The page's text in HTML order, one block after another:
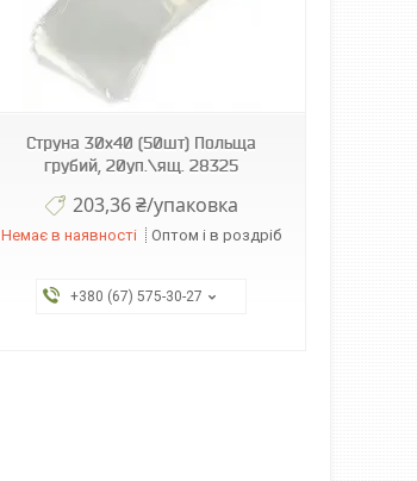
Струна 30х40 (50шт) Польща
грубий, 20уп.\ящ. 28325
203,36 ₴/упаковка
Немає в наявності Оптом і в роздріб
+380 (67) 575-30-27